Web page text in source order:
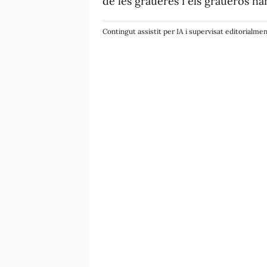
Contingut assistit per IA i supervisat